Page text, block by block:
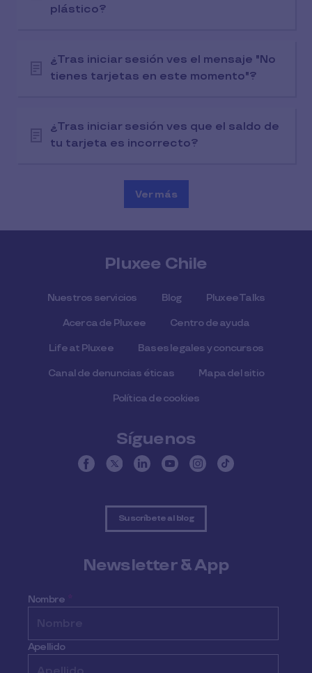
plástico?
¿Tras iniciar sesión ves el mensaje "No
tienes tarjetas en este momento"?
¿Tras iniciar sesión ves que el saldo de
tu tarjeta es incorrecto?
Ver más
Pluxee Chile
Nuestros servicios Blog Pluxee Talks
Acerca de Pluxee Centro de ayuda
Life at Pluxee Bases legales y concursos
Canal de denuncias éticas Mapa del sitio
Política de cookies
Síguenos
Suscríbete al blog
Newsletter & App
Nombre *
Apellido